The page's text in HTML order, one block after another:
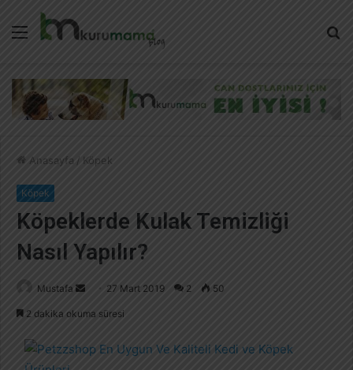
Menü
Anasayfa / Köpek
Köpek
Köpeklerde Kulak Temizliği
Nasıl Yapılır?
Mustafa
e
27 Mart 2019 2 50
2 dakika okuma süresi